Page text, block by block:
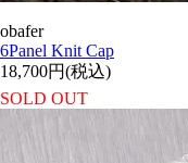
obafer
6Panel Knit Cap
18,700円(税込)
SOLD OUT